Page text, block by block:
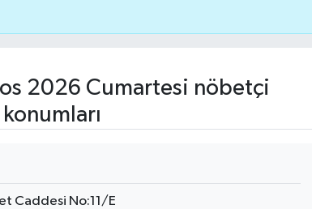
2026 Cumartesi nöbetçi
Caddesi No:11/E